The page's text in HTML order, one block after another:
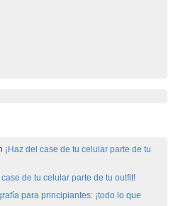
¡Haz del case de tu celular parte de tu
case de tu celular parte de tu outfit!
para principiantes: ¡todo lo que